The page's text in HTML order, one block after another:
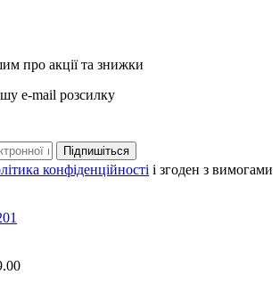
про акції та знижки
e-mail розсилку
Підпишіться
конфіденційності і згоден з вимогами